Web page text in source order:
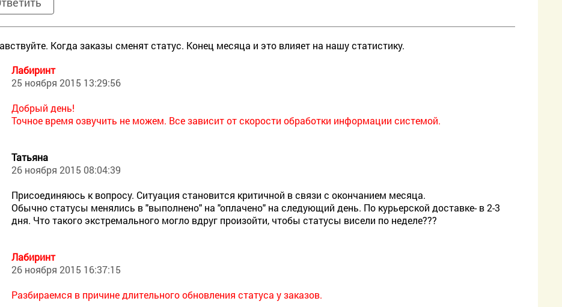
Когда заказы сменят статус. Конец месяца и это влияет на нашу статистику.
Лабиринт
25 ноября 2015 13:29:56
Добрый день!
Точное время озвучить не можем. Все зависит от скорости обработки информации системой.
Татьяна
26 ноября 2015 08:04:39
Присоединяюсь к вопросу. Ситуация становится критичной в связи с окончанием месяца.
Обычно статусы менялись в "выполнено" на "оплачено" на следующий день. По курьерской доставке- в 2-3
дня. Что такого экстремального могло вдруг произойти, чтобы статусы висели по неделе???
Лабиринт
26 ноября 2015 16:37:15
Разбираемся в причине длительного обновления статуса у заказов.